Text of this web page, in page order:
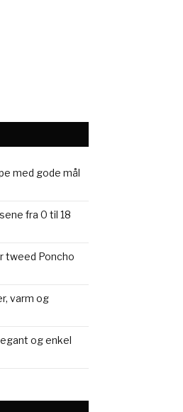
med gode mål
fra 0 til 18
tweed Poncho
varm og
og enkel